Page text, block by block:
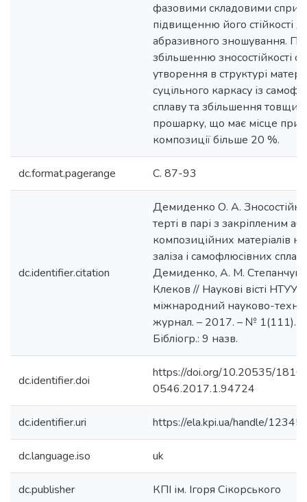
фазовими складовими
підвищенню його стійкості
абразивного зношування.
збільшенню зносостійкості
утворення в структурі
суцільного каркасу із
сплаву та збільшення
прошарку, що має місце при
композиції більше 20 %.
dc.format.pagerange С. 87-93
dc.identifier.citation
Демиденко О. А.
терті в парі з закріпленим
композиційних матеріалів на
заліза і самофлюсівних
Демиденко, А. М. Степанчук,
Клеков // Наукові вісті НТУУ
міжнародний науково-
журнал. – 2017. – № 1(111). –
Бібліогр.: 9 назв.
dc.identifier.doi
https://doi.org/10.20535/1810-
0546.2017.1.94724
dc.identifier.uri https://ela.kpi.ua/handle/
dc.language.iso uk
dc.publisher КПІ ім. Ігоря Сікорського